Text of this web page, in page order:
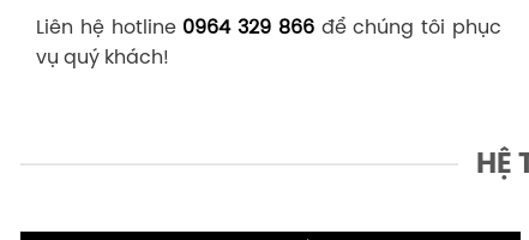
Liên hệ hotline 0964 329 866để chúng tôi phục
vụ quý khách!
HỆ